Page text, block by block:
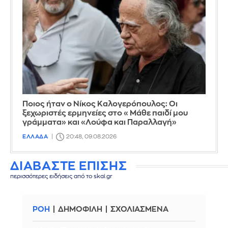
Ποιος ήταν ο Νίκος Καλογερόπουλος: Οι
ξεχωριστές ερμηνείες στο «Μάθε παιδί μου
γράμματα» και «Λούφα και Παραλλαγή»
ΕΛΛΑΔΑ 20:48, 09.08.2026
ΔΙΑΒΑΣΤΕ ΕΠΙΣΗΣ
περισσότερες ειδήσεις από το skai.gr
ΡΟΗ ΔΗΜΟΦΙΛΗ ΣΧΟΛΙΑΣΜΕΝΑ